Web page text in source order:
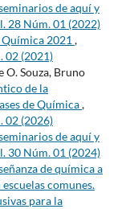
de aquí y
28 Núm. 01 (2022)
2021 ,
02 (2021)
O. Souza, Bruno
de la
de Química,
02 (2026)
de aquí y
30 Núm. 01 (2024)
de química a
comunes.
para la